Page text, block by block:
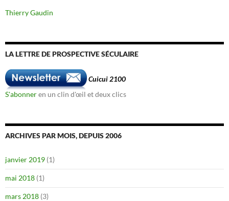
Thierry Gaudin
LA LETTRE DE PROSPECTIVE SÉCULAIRE
Cuicui 2100
S'abonneren un clin d'œil et deux clics
ARCHIVES PAR MOIS, DEPUIS 2006
janvier 2019 (1)
mai 2018 (1)
mars 2018 (3)